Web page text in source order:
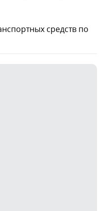
средств по